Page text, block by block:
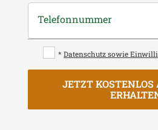
Telefonnummer
* Datenschutz sowie
JETZT KOSTENLOS